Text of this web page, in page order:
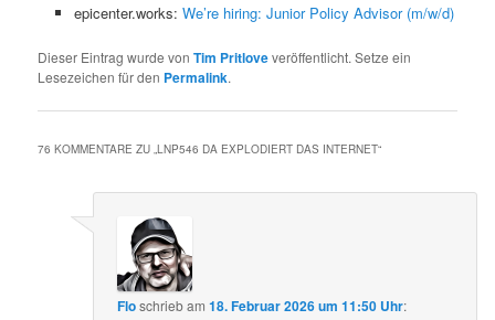
epicenter.works: We’re hiring: Junior Policy Advisor (m/w/d)
Dieser Eintrag wurde vonTim Pritloveveröffentlicht. Setze ein
Lesezeichen für den Permalink.
76 KOMMENTARE ZU „LNP546 DA EXPLODIERT DAS INTERNET“
Floschriebam18. Februar 2026 um 11:50 Uhr: